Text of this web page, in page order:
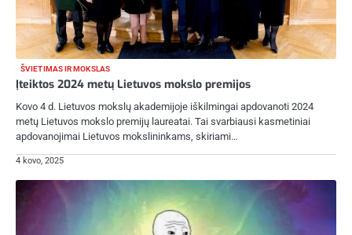
ŠVIETIMAS IR MOKSLAS
Įteiktos 2024 metų Lietuvos mokslo premijos
Kovo 4 d. Lietuvos mokslų akademijoje iškilmingai apdovanoti 2024
metų Lietuvos mokslo premijų laureatai. Tai svarbiausi kasmetiniai
apdovanojimai Lietuvos mokslininkams, skiriami…
4 kovo, 2025